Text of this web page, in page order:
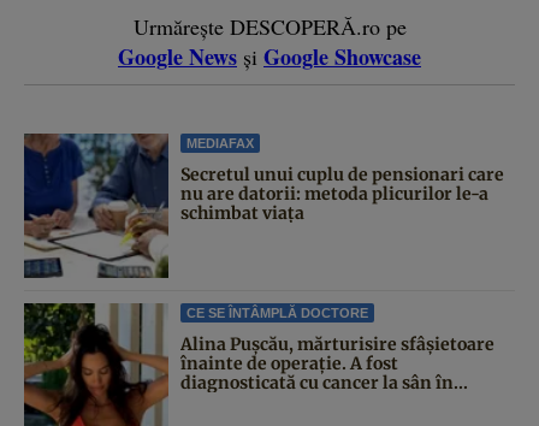
Urmărește DESCOPERĂ.ro pe
Google News și Google Showcase
MEDIAFAX
Secretul unui cuplu de pensionari care
nu are datorii: metoda plicurilor le-a
schimbat viața
CE SE ÎNTÂMPLĂ DOCTORE
Alina Pușcău, mărturisire sfâșietoare
înainte de operație. A fost
diagnosticată cu cancer la sân în...